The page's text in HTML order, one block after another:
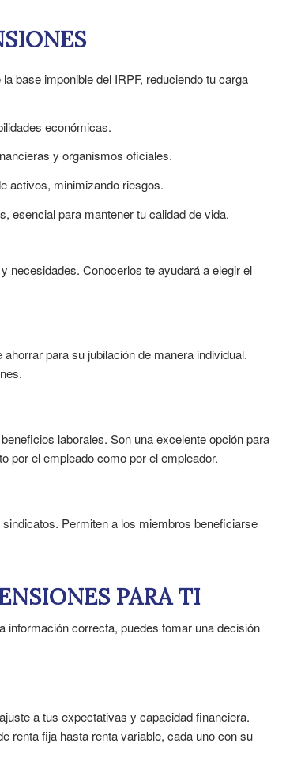
base imponible del IRPF, reduciendo tu carga
económicas.
y organismos oficiales.
activos, minimizando riesgos.
esencial para mantener tu calidad de vida.
necesidades. Conocerlos te ayudará a elegir el
para su jubilación de manera individual.
laborales. Son una excelente opción para
por el empleado como por el empleador.
Permiten a los miembros beneficiarse
PARA TI
información correcta, puedes tomar una decisión
a tus expectativas y capacidad financiera.
renta fija hasta renta variable, cada uno con su